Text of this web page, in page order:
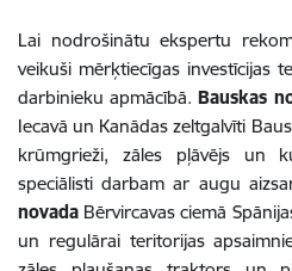
Lai nodrošinātu ekspertu
veikuši mērķtiecīgas investīcijas
darbinieku apmācībā. Bauskas
Iecavā un Kanādas zeltgalvīti
krūmgrieži, zāles pļāvējs un
speciālisti darbam ar augu
novada Bērvircavas ciemā
un regulārai teritorijas